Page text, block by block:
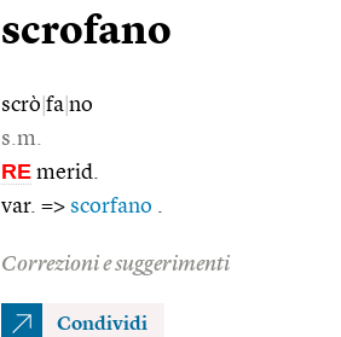
scrofano
scrò fa no
s.m.
RE merid.
var. => scorfano .
Correzioni e suggerimenti
Condividi